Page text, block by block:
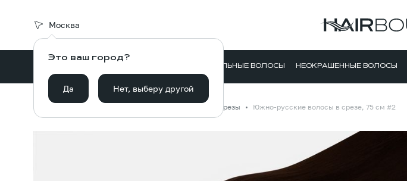
Москва
Это ваш город?
Да Нет, выберу другой
НАТУРАЛЬНЫЕ ВОЛОСЫ НЕОКРАШЕННЫЕ ВОЛОСЫ
Срезы Южно-русские волосы в срезе, 75 см #2